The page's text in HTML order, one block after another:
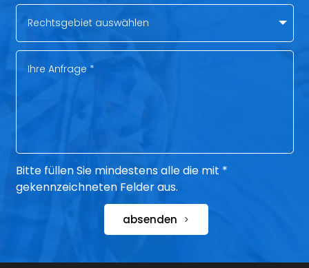
Bitte füllen Sie mindestens alle die mit *
gekennzeichneten Felder aus.
absenden